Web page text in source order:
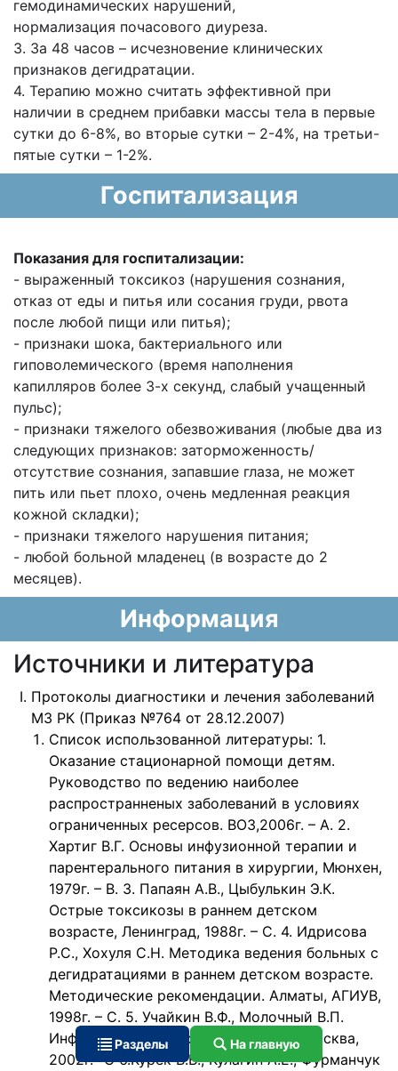
гемодинамических нарушений,
нормализация почасового диуреза.
3. За 48 часов – исчезновение клинических
признаков дегидратации.
4. Терапию можно считать эффективной при
наличии в среднем прибавки массы тела в первые
сутки до 6-8%, во вторые сутки – 2-4%, на третьи-
пятые сутки – 1-2%.
Госпитализация
Показания для госпитализации:
- выраженный токсикоз (нарушения сознания,
отказ от еды и питья или сосания груди, рвота
после любой пищи или питья);
- признаки шока, бактериального или
гиповолемического (время наполнения
капилляров более 3-х секунд, слабый учащенный
пульс);
- признаки тяжелого обезвоживания (любые два из
следующих признаков: заторможенность/
отсутствие сознания, запавшие глаза, не может
пить или пьет плохо, очень медленная реакция
кожной складки);
- признаки тяжелого нарушения питания;
- любой больной младенец (в возрасте до 2
месяцев).
Информация
Источники и литература
Протоколы диагностики и лечения заболеваний
МЗ РК (Приказ №764 от 28.12.2007)
Список использованной литературы: 1.
Оказание стационарной помощи детям.
Руководство по ведению наиболее
распространненых заболеваний в условиях
ограниченных ресерсов. ВОЗ,2006г. – А. 2.
Хартиг В.Г. Основы инфузионной терапии и
парентерального питания в хирургии, Мюнхен,
1979г. – В. 3. Папаян А.В., Цыбулькин Э.К.
Острые токсикозы в раннем детском
возрасте, Ленинград, 1988г. – С. 4. Идрисова
Р.С., Хохуля С.Н. Методика ведения больных с
дегидратациями в раннем детском возрасте.
Методические рекомендации. Алматы, АГИУВ,
1998г. – С. 5. Учайкин В.Ф., Молочный В.П.
Инфекционные токсикозы у детей. Москва,
2002г.- С 6.Курек В.В., Кулагин А.Е., Фурманчук
Разделы На главную